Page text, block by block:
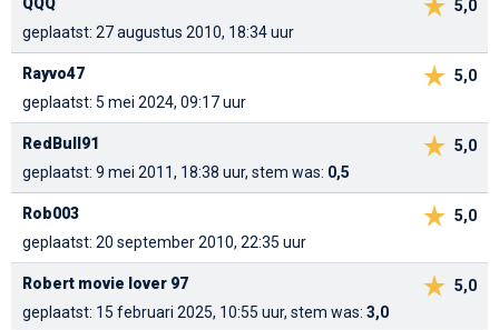
5,0
geplaatst: 27 augustus 2010, 18:34 uur
5,0
Rayvo47
geplaatst: 5 mei 2024, 09:17 uur
5,0
RedBull91
geplaatst: 9 mei 2011, 18:38 uur, stem was: 0,5
5,0
Rob003
geplaatst: 20 september 2010, 22:35 uur
5,0
Robert movie lover 97
geplaatst: 15 februari 2025, 10:55 uur, stem was: 3,0